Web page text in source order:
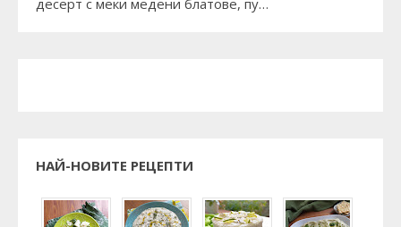
НАЙ-НОВИТЕ РЕЦЕПТИ